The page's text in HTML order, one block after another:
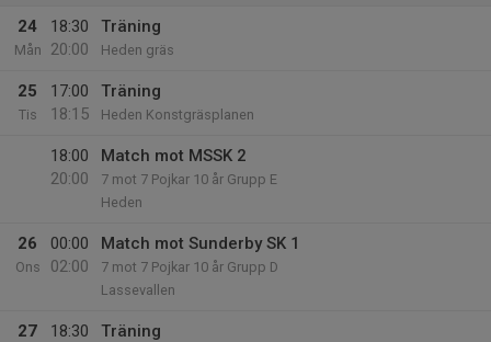
24
Mån
18:30
20:00
Träning
Heden gräs
25
Tis
17:00
18:15
Träning
Heden Konstgräsplanen
18:00
20:00
Match mot MSSK 2
7 mot 7 Pojkar 10 år Grupp E
Heden
26
Ons
00:00
02:00
Match mot Sunderby SK 1
7 mot 7 Pojkar 10 år Grupp D
Lassevallen
27
18:30
Träning